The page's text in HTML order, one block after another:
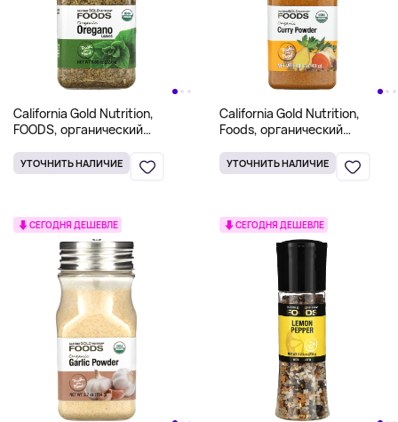
California Gold Nutrition,
FOODS, органический
УТОЧНИТЬ НАЛИЧИЕ
California Gold Nutrition,
Foods, органический
(5,68 унции)
УТОЧНИТЬ НАЛИЧИЕ
СЕГОДНЯ ДЕШЕВЛЕ СЕГОДНЯ ДЕШЕВЛЕ